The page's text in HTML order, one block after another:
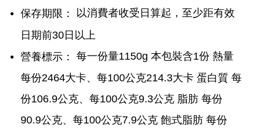
保存期限：
以消費者收受日算起，至少距有效
日期前30日以上
營養標示：
每一份量1150g 本包裝含1份 熱量
每份2464大卡、每100公克214.3大卡 蛋白質 每
份106.9公克、每100公克9.3公克 脂肪 每份
90.9公克、每100公克7.9公克 飽式脂肪 每份